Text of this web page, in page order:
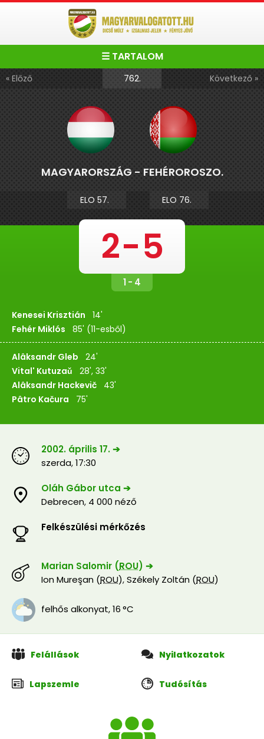
☰ TARTALOM
« Előző 762. Következő »
MAGYARORSZÁG - FEHÉROROSZO.
ELO 57. ELO 76.
2-5
1 - 4
Kenesei Krisztián 14'
Fehér Miklós 85' (11-esből)
Alâksandr Gleb 24'
Vital' Kutuzaǔ 28', 33'
Alâksandr Hackevič 43'
Pâtro Kačura 75'
2002. április 17. ➔
szerda,17:30
Oláh Gábor utca ➔
Debrecen, 4 000 néző
Felkészülési mérkőzés
Marian Salomir (ROU) ➔
Ion Mureşan (ROU),Székely Zoltán (ROU)
felhős alkonyat,16 °C
Felállások Nyilatkozatok
Lapszemle Tudósítás